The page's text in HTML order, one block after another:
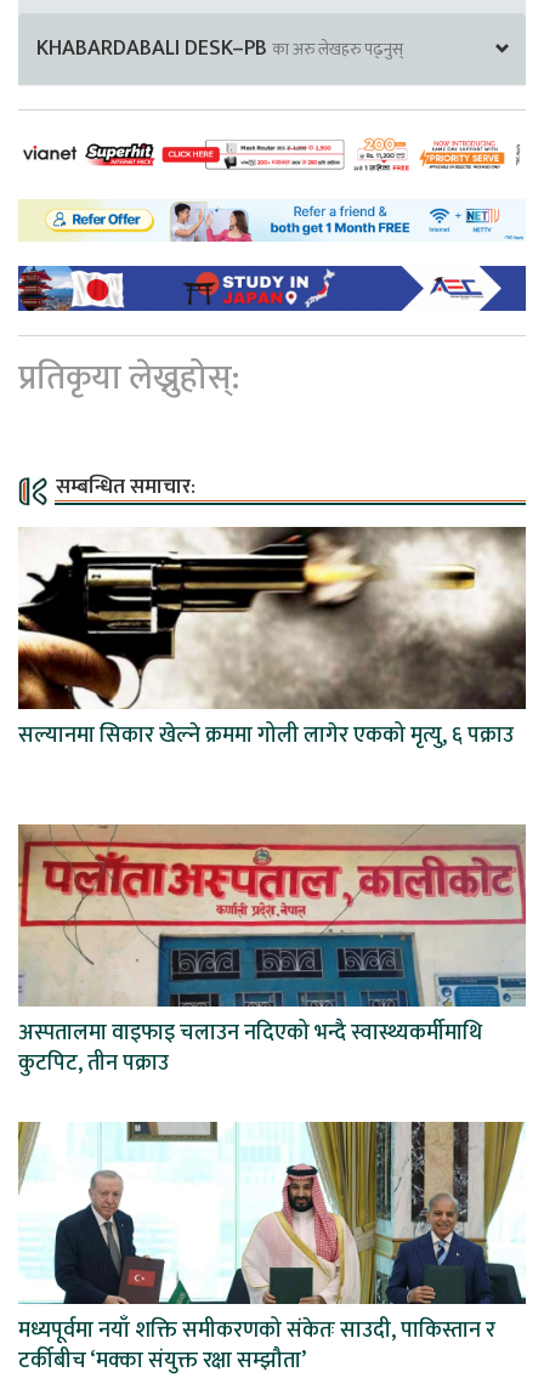
KHABARDABALI DESK–PB का अरु लेखहरु पढ्नुस्
प्रतिकृया लेख्नुहोस्:
सम्बन्धित समाचार:
सल्यानमा सिकार खेल्ने क्रममा गोली लागेर एकको मृत्यु, ६ पक्राउ
अस्पतालमा वाइफाइ चलाउन नदिएको भन्दै स्वास्थ्यकर्मीमाथि
कुटपिट, तीन पक्राउ
मध्यपूर्वमा नयाँ शक्ति समीकरणको संकेतः साउदी, पाकिस्तान र
टर्कीबीच ‘मक्का संयुक्त रक्षा सम्झौता’